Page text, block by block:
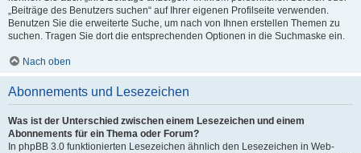
„Beiträge des Benutzers suchen“ auf Ihrer eigenen Profilseite verwenden.
Benutzen Sie die erweiterte Suche, um nach von Ihnen erstellen Themen zu
suchen. Tragen Sie dort die entsprechenden Optionen in die Suchmaske ein.
Nach oben
Abonnements und Lesezeichen
Was ist der Unterschied zwischen einem Lesezeichen und einem
Abonnements für ein Thema oder Forum?
In phpBB 3.0 funktionierten Lesezeichen ähnlich den Lesezeichen in Web-